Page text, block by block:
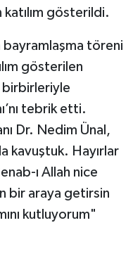
gösterildi.
bayramlaşma töreni
gösterilen
birbirleriyle
tebrik etti.
Dr. Nedim Ünal,
kavuştuk. Hayırlar
ı Allah nice
bir araya getirsin
kutluyorum"